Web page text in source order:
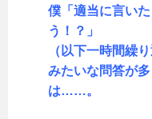
僕「適当に言い
う！？」
（以下一時間繰り
みたいな問答が
は……。